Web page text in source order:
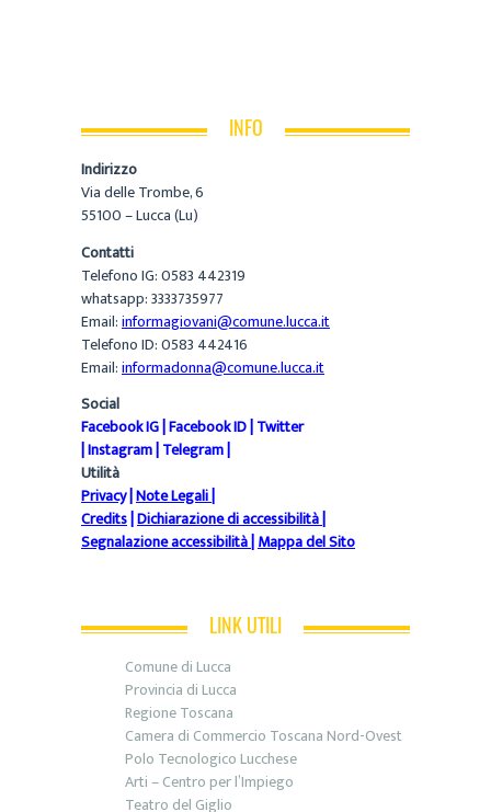
INFO
Indirizzo
Via delle Trombe, 6
55100 – Lucca (Lu)
Contatti
Telefono IG: 0583 442319
whatsapp: 3333735977
Email:informagiovani@comune.lucca.it
Telefono ID: 0583 442416
Email:informadonna@comune.lucca.it
Social
Facebook IG|Facebook ID|Twitter
|Instagram|Telegram|
Utilità
Privacy|Note Legali|
Credits|Dichiarazione di accessibilità|
Segnalazione accessibilità|Mappa del Sito
LINK UTILI
Comune di Lucca
Provincia di Lucca
Regione Toscana
Camera di Commercio Toscana Nord-Ovest
Polo Tecnologico Lucchese
Arti – Centro per l’Impiego
Teatro del Giglio